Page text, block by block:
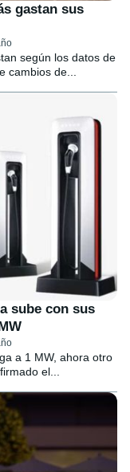
gastan sus
según los datos de
cambios de...
sube con sus
a 1 MW, ahora otro
el...